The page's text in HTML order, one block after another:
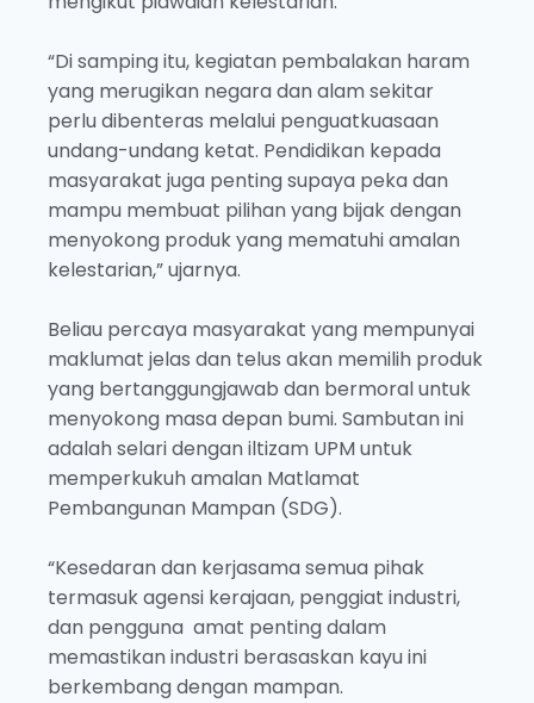
“Di samping itu, kegiatan pembalakan haram
yang merugikan negara dan alam sekitar
perlu dibenteras melalui penguatkuasaan
undang-undang ketat. Pendidikan kepada
masyarakat juga penting supaya peka dan
mampu membuat pilihan yang bijak dengan
menyokong produk yang mematuhi amalan
kelestarian,” ujarnya.
Beliau percaya masyarakat yang mempunyai
maklumat jelas dan telus akan memilih produk
yang bertanggungjawab dan bermoral untuk
menyokong masa depan bumi. Sambutan ini
adalah selari dengan iltizam UPM untuk
memperkukuh amalan Matlamat
Pembangunan Mampan (SDG).
“Kesedaran dan kerjasama semua pihak
termasuk agensi kerajaan, penggiat industri,
dan pengguna amat penting dalam
memastikan industri berasaskan kayu ini
berkembang dengan mampan.